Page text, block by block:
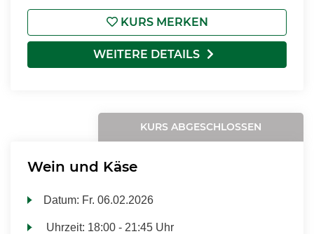
KURS MERKEN
WEITERE DETAILS
KURS ABGESCHLOSSEN
Wein und Käse
Datum: Fr. 06.02.2026
Uhrzeit: 18:00 - 21:45 Uhr